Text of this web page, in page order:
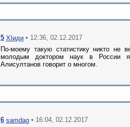
5 ХIиди • 12:36, 02.12.2017
По-моему такую статистику никто не
молодым доктором наук в России
Алисултанов говорит о многом.
6 samdag • 16:04, 02.12.2017